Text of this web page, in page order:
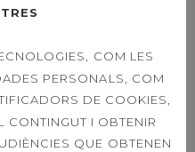
– ORDER
21ST
COM LES
PERSONALS, COM
DE COOKIES,
CONTINGUT I OBTENIR
QUE OBTENEN